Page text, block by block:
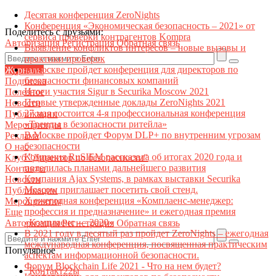
Поделитесь с друзьями:
АвторизацияРегистрацияОбратная связь
Журналы
Подписка
Полезное
Новости
Публикации
Мероприятия
Реклама
О нас
Клуб "Директор по безопасности"
Контакты
Новости
Публикации
Мероприятия
Еще
АвторизацияРегистрация Обратная связь
Популярное
Десятая конференция ZeroNights
Конференция «Экономическая безопасность – 2021» от
сервиса проверки контрагентов Kompra
Выявление конфликтов интересов – новые вызовы и
практики проверок
В Москве пройдет конференция для директоров по
безопасности финансовых компаний
Итоги участия Sigur в Securika Moscow 2021
Первые утвержденные доклады ZeroNights 2021
27 мая состоится 4-я профессиональная конференция
«Тренды в безопасности ритейла»
В Москве пройдет Форум DLP+ по внутренним угрозам
безопасности
Компания RuSIEM рассказала об итогах 2020 года и
поделилась планами дальнейшего развития
Компания Ajax Systems, в рамках выставки Securika
Moscow приглашает посетить свой стенд.
X ежегодная конференция «Комплаенс-менеджер:
профессия и предназначение» и ежегодная премия
«Комплаенс — 2020»
В 2021 году в десятый раз пройдет ZeroNights – ежегодная
международная конференция, посвященная практическим
аспектам информационной безопасности.
Форум Blockchain Life 2021 - Что на нем будет?
Контакт22ы